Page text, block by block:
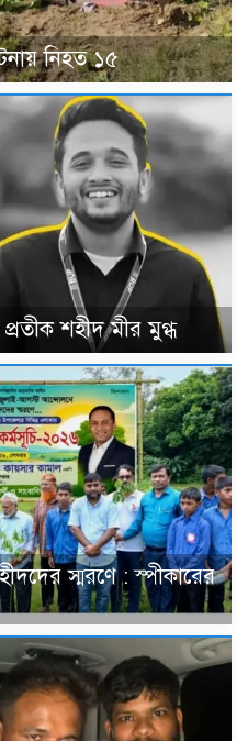
নিহত ১৫
শহীদ মীর মুগ্ধ
স্মরণে : স্পীকারের